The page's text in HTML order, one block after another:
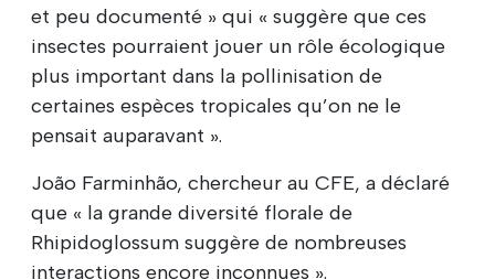
et peu documenté » qui « suggère que ces
insectes pourraient jouer un rôle écologique
plus important dans la pollinisation de
certaines espèces tropicales qu’on ne le
pensait auparavant ».
João Farminhão, chercheur au CFE, a déclaré
que « la grande diversité florale de
Rhipidoglossum suggère de nombreuses
interactions encore inconnues ».